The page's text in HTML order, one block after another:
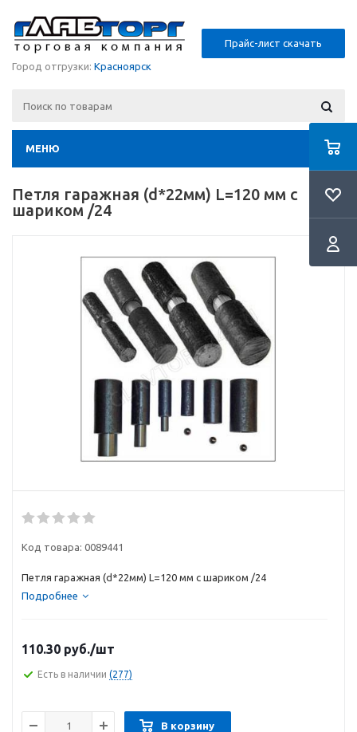
Прайс-лист скачать
Город отгрузки: Красноярск
МЕНЮ
Петля гаражная (d*22мм) L=120 мм с
шариком /24
Код товара: 0089441
Петля гаражная (d*22мм) L=120 мм с шариком /24
Подробнее
110.30 руб./шт
Есть в наличии (277)
В корзину